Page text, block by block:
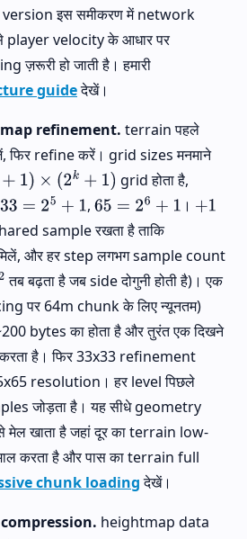
version इस समीकरण में network
player velocity के आधार पर
हो जाती है। हमारी
guideदेखें।
refinement. terrain पहले
refine करें। grid sizes मनमाने
1) ×(2 k+ 1)
grid होता है,
33=25 +1 , 65=26 +1 । +1
sample रखता है ताकि
और हर step लगभग sample count
तब बढ़ता है जब side दोगुनी होती है)। एक
पर 64m chunk के लिए न्यूनतम)
bytes का होता है और तुरंत एक दिखने
है। फिर 33x33 refinement
resolution। हर level पिछले
जोड़ता है। यह सीधे geometry
खाता है जहां दूर का terrain low-
करता है और पास का terrain full
chunk loadingदेखें।
heightmap data